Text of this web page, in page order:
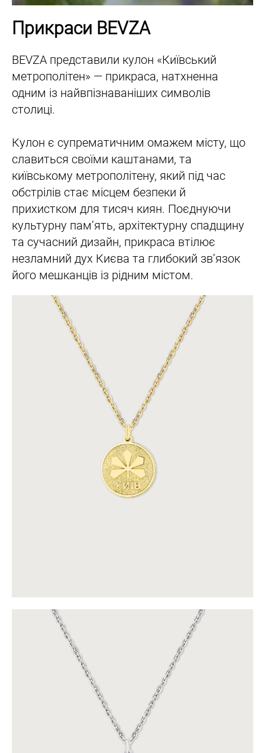
Прикраси BEVZA
BEVZA представили кулон «Київський
метрополітен» — прикраса, натхненна
одним із найвпізнаваніших символів
столиці.
Кулон є супрематичним омажем місту, що
славиться своїми каштанами, та
київському метрополітену, який під час
обстрілів стає місцем безпеки й
прихистком для тисяч киян. Поєднуючи
культурну пам’ять, архітектурну спадщину
та сучасний дизайн, прикраса втілює
незламний дух Києва та глибокий зв’язок
його мешканців із рідним містом.